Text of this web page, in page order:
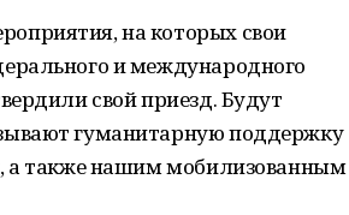
на которых свои
и международного
свой приезд. Будут
гуманитарную поддержку
а также нашим мобилизованным